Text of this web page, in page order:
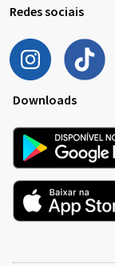
Redes sociais
Downloads